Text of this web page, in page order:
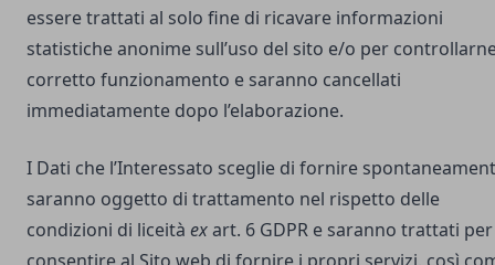
essere trattati al solo fine di ricavare informazioni
statistiche anonime sull’uso del sito e/o per
corretto funzionamento e saranno cancellati
immediatamente dopo l’elaborazione.
I Dati che l’Interessato sceglie di fornire
saranno oggetto di trattamento nel rispetto delle
condizioni di liceità exart. 6 GDPR e saranno trattati per